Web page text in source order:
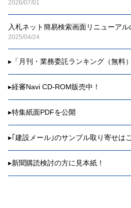
2026/07/01
入札ネット簡易検索画面リニューア
2025/04/24
▸ 「月刊・業務委託ランキング（無料
▸経審Navi CD-ROM販売中！
▸特集紙面PDFを公開
▸ ｢建設メール｣のサンプル取り寄せは
▸新聞購読検討の方に見本紙！